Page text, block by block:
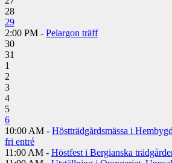
28
29
2:00 PM - Pelargon träff
30
31
1
2
3
4
5
6
10:00 AM - Höstträdgårdsmässa i
fri entré
11:00 AM - Höstfest i Bergianska